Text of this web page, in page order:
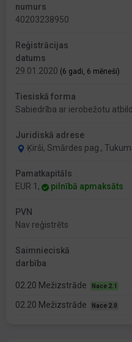
numurs
40203238950
Reģistrācijas
datums
29.01.2020 (6 gadi, 6 mēneši)
Tiesiskā forma
Sabiedrība ar ierobežotu
Juridiskā adrese
Ķirši, Smārdes pag.,
Pamatkapitāls
EUR 1,
pilnībā apmaksāts
PVN
Nav reģistrēts
Saimnieciskā
darbība
02.20 Mežizstrāde Nace 2.1
02.20 Mežizstrāde Nace 2.0